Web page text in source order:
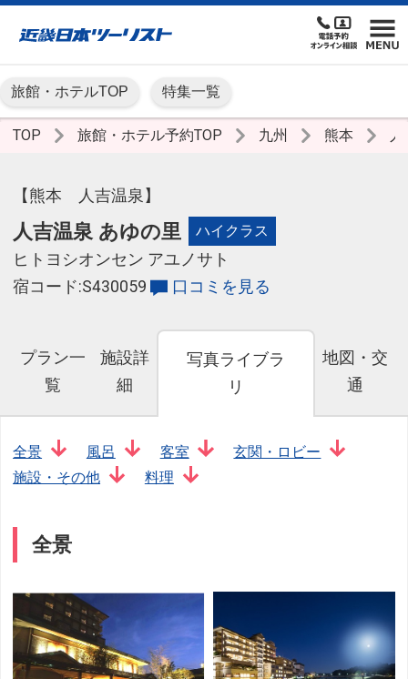
旅館・ホテルTOP 特集一覧
TOP 旅館・ホテル予約TOP 九州 熊本
【熊本 人吉温泉】
人吉温泉 あゆの里 ハイクラス
ヒトヨシオンセン アユノサト
宿コード:S430059
口コミを見る
プラン一
覧
施設詳
細
写真ライブラ
リ
地図・交
通
全景 風呂 客室
玄関・ロビー
施設・その他
料理
全景